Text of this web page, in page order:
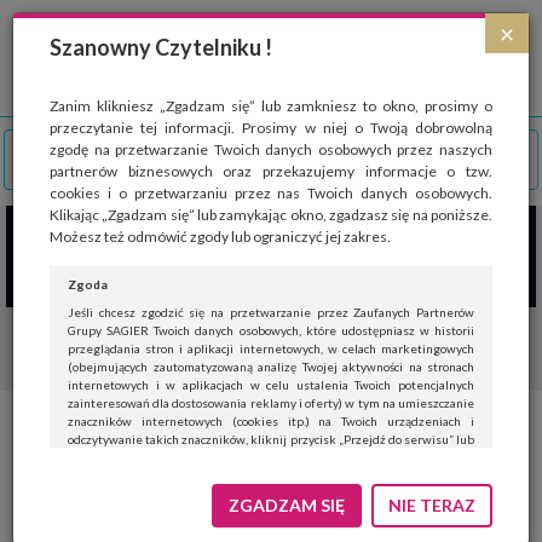
×
Szanowny Czytelniku !
Zanim klikniesz „Zgadzam się” lub zamkniesz to okno, prosimy o
przeczytanie tej informacji. Prosimy w niej o Twoją dobrowolną
zgodę na przetwarzanie Twoich danych osobowych przez naszych
partnerów biznesowych oraz przekazujemy informacje o tzw.
cookies i o przetwarzaniu przez nas Twoich danych osobowych.
Klikając „Zgadzam się” lub zamykając okno, zgadzasz się na poniższe.
Możesz też odmówić zgody lub ograniczyć jej zakres.
Zgoda
Jeśli chcesz zgodzić się na przetwarzanie przez Zaufanych Partnerów
Grupy SAGIER Twoich danych osobowych, które udostępniasz w historii
przeglądania stron i aplikacji internetowych, w celach marketingowych
(obejmujących zautomatyzowaną analizę Twojej aktywności na stronach
internetowych i w aplikacjach w celu ustalenia Twoich potencjalnych
zainteresowań dla dostosowania reklamy i oferty) w tym na umieszczanie
znaczników internetowych (cookies itp.) na Twoich urządzeniach i
odczytywanie takich znaczników, kliknij przycisk „Przejdź do serwisu” lub
Jeśli nie chcesz wyrazić zgody, kliknij „Nie teraz”.
Wyrażenie zgody jest dobrowolne. Możesz edytować zakres zgody, w tym
ZGADZAM SIĘ NIE TERAZ
Strona wykorzystuje pliki cookies, które służą głównie do celów statystycznych.
Wyrażając zgodę na używanie 'cookies', zezwalasz na zapisanie ich w pamięci
przeglądarki. Przejdź do
polityki cookies
Ferie w górach – o czym
powinni pamiętać kierowcy?